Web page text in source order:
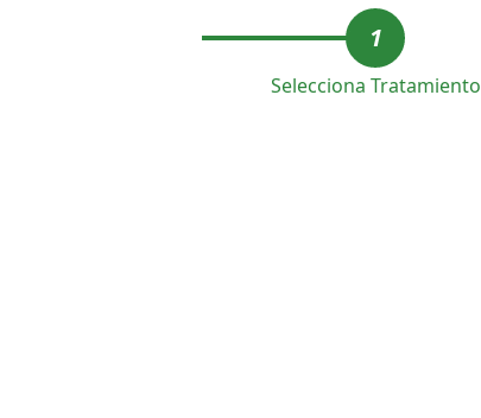
1
Selecciona Tratamiento